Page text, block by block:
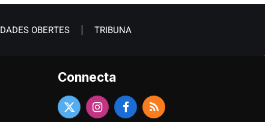
DADES OBERTES TRIBUNA
Connecta
X
InstagramFacebook
RSS